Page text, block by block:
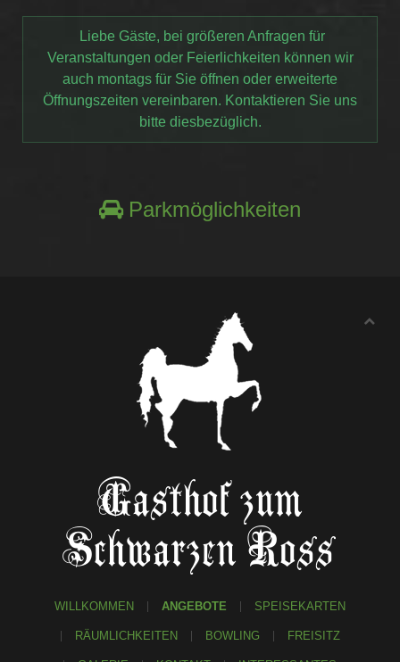
Liebe Gäste, bei größeren Anfragen für
Veranstaltungen oder Feierlichkeiten können wir
auch montags für Sie öffnen oder erweiterte
Öffnungszeiten vereinbaren. Kontaktieren Sie uns
bitte diesbezüglich.
Parkmöglichkeiten
Gasthof zum
Schwarzen Ross
WILLKOMMEN ANGEBOTE SPEISEKARTEN
RÄUMLICHKEITEN BOWLING FREISITZ